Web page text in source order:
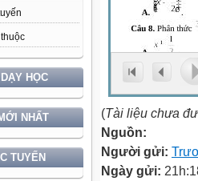
HỌC
NHẤT
TUYẾN
(Tài liệu chưa
Nguồn:
Người gửi:
Ngày gửi: